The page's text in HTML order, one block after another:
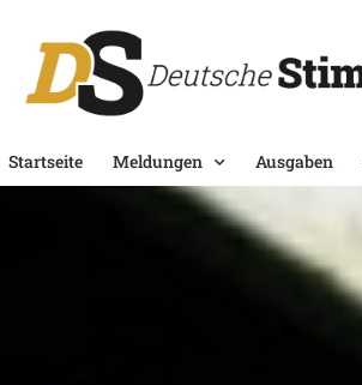
Startseite Meldungen Ausgaben